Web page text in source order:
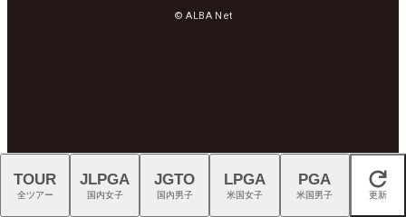
© ALBA Net
閉じる
TOUR
全ツアー
JLPGA
国内女子
JGTO
国内男子
LPGA
米国女子
PGA
米国男子 更新